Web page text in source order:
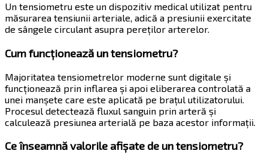
Un tensiometru este un dispozitiv medical utilizat pentru
măsurarea tensiunii arteriale, adică a presiunii exercitate
de sângele circulant asupra pereților arterelor.
Cum funcționează un tensiometru?
Majoritatea tensiometrelor moderne sunt digitale și
funcționează prin inflarea și apoi eliberarea controlată a
unei manșete care este aplicată pe brațul utilizatorului.
Procesul detectează fluxul sanguin prin arteră și
calculează presiunea arterială pe baza acestor informații.
Ce înseamnă valorile afișate de un tensiometru?